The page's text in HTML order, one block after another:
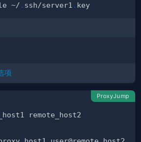
~/
. ssh/server1 .
项
ProxyJump